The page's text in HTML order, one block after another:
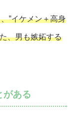
”イケメン＋高身
、男も嫉妬する
がある